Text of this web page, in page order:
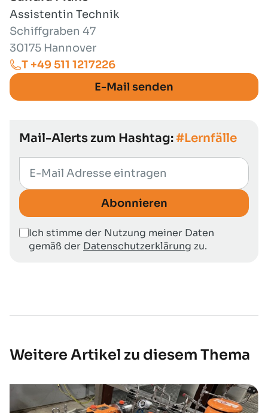
Assistentin Technik
Schiffgraben 47
30175 Hannover
T +49 511 1217226
E-Mail senden
Mail-Alerts zum Hashtag:#Lernfälle
Abonnieren
Ich stimme der Nutzung meiner Daten
gemäß der Datenschutzerklärung zu.
Weitere Artikel zu diesem Thema